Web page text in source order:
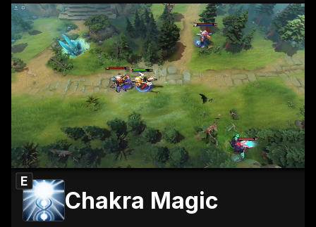
E
Chakra Magic